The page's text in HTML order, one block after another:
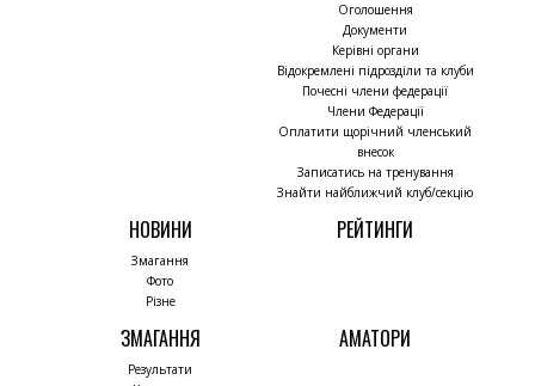
Оголошення
Документи
Керівні органи
Відокремлені підрозділи та клуби
Почесні члени федерації
Члени Федерації
Оплатити щорічний членський
внесок
Записатись на тренування
Знайти найближчий клуб/секцію
НОВИНИ
Змагання
Фото
Різне
РЕЙТИНГИ
ЗМАГАННЯ
Результати
АМАТОРИ